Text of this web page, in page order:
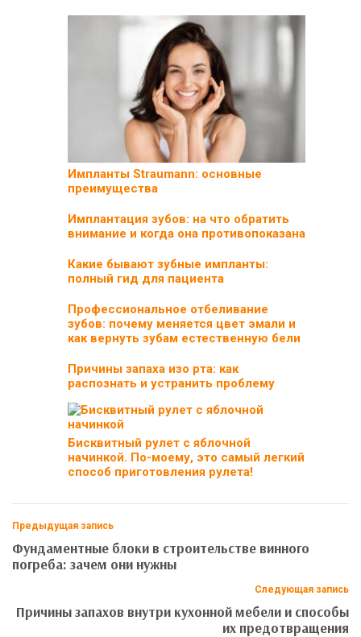
Импланты Straumann: основные
преимущества
Имплантация зубов: на что обратить
внимание и когда она противопоказана
Какие бывают зубные импланты:
полный гид для пациента
Профессиональное отбеливание
зубов: почему меняется цвет эмали и
как вернуть зубам естественную бели
Причины запаха изо рта: как
распознать и устранить проблему
Бисквитный рулет с яблочной
начинкой. По-моему, это самый легкий
способ приготовления рулета!
Предыдущая запись
Фундаментные блоки в строительстве винного
погреба: зачем они нужны
Следующая запись
Причины запахов внутри кухонной мебели и способы
их предотвращения